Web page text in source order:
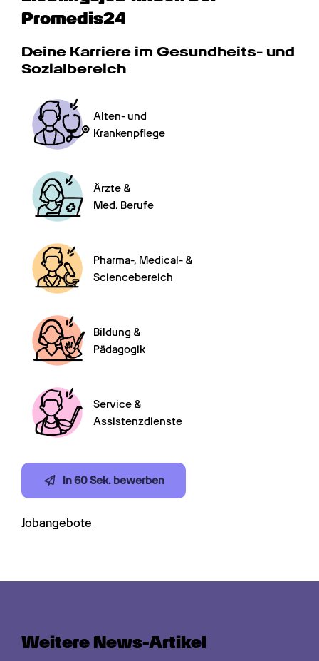
Promedis24
Deine Karriere im Gesundheits- und
Sozialbereich
Alten- und
Krankenpflege
Ärzte &
Med. Berufe
Pharma-, Medical- &
Sciencebereich
Bildung &
Pädagogik
Service &
Assistenzdienste
In 60 Sek. bewerben
Jobangebote
Weitere News-Artikel